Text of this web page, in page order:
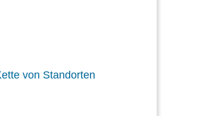
von Standorten